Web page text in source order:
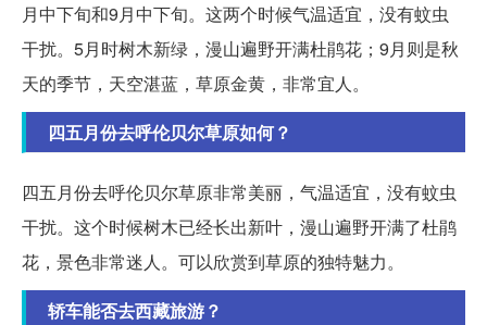
月中下旬和9月中下旬。这两个时候气温适宜，没有蚊虫
干扰。5月时树木新绿，漫山遍野开满杜鹃花；9月则是秋
天的季节，天空湛蓝，草原金黄，非常宜人。
四五月份去呼伦贝尔草原如何？
四五月份去呼伦贝尔草原非常美丽，气温适宜，没有蚊虫
干扰。这个时候树木已经长出新叶，漫山遍野开满了杜鹃
花，景色非常迷人。可以欣赏到草原的独特魅力。
轿车能否去西藏旅游？